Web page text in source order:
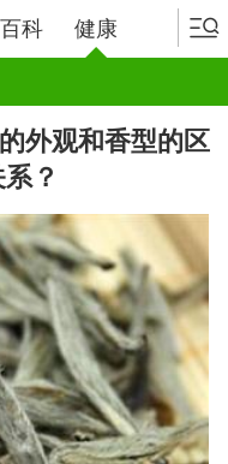
百科 健康
外观和香型的区
？